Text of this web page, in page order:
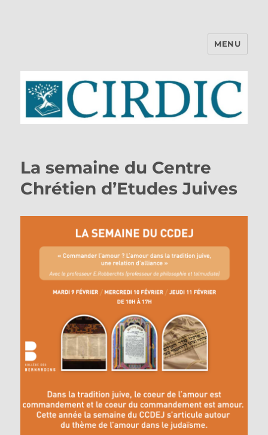
MENU
La semaine du Centre
Chrétien d’Etudes Juives